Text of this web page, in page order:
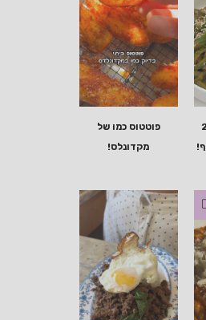
פוטטוס כמו של
מקדונלס!
סלט מלפפונים עם 2